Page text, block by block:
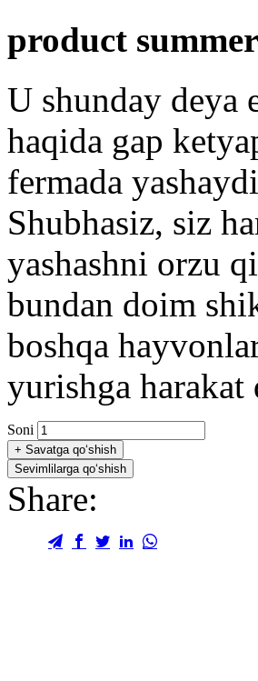
product
U shunday deya
haqida gap
fermada
Shubhasiz, siz
yashashni orzu
bundan doim
boshqa
yurishga
Soni
+ Savatga qo‘shish
Sevimlilarga qo‘shish
Share: